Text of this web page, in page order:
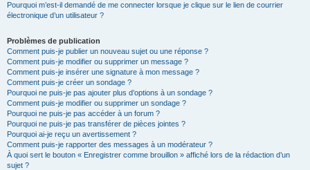
Pourquoi m’est-il demandé de me connecter lorsque je clique sur le lien de courrier
électronique d’un utilisateur ?
Problèmes de publication
Comment puis-je publier un nouveau sujet ou une réponse ?
Comment puis-je modifier ou supprimer un message ?
Comment puis-je insérer une signature à mon message ?
Comment puis-je créer un sondage ?
Pourquoi ne puis-je pas ajouter plus d’options à un sondage ?
Comment puis-je modifier ou supprimer un sondage ?
Pourquoi ne puis-je pas accéder à un forum ?
Pourquoi ne puis-je pas transférer de pièces jointes ?
Pourquoi ai-je reçu un avertissement ?
Comment puis-je rapporter des messages à un modérateur ?
À quoi sert le bouton « Enregistrer comme brouillon » affiché lors de la rédaction d’un
sujet ?